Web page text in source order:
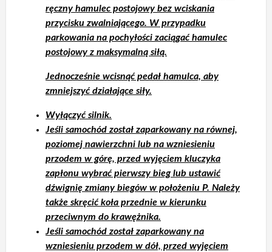
ręczny hamulec postojowy bez wciskania
przycisku zwalniającego. W przypadku
parkowania na pochyłości zaciągać hamulec
postojowy z maksymalną siłą.
Jednocześnie wcisnąć pedał hamulca, aby
zmniejszyć działające siły.
Wyłączyć silnik.
Jeśli samochód został zaparkowany na równej,
poziomej nawierzchni lub na wzniesieniu
przodem w górę, przed wyjęciem kluczyka
zapłonu wybrać pierwszy bieg lub ustawić
dźwignię zmiany biegów w położeniu P. Należy
także skręcić koła przednie w kierunku
przeciwnym do krawężnika.
Jeśli samochód został zaparkowany na
wzniesieniu przodem w dół, przed wyjęciem